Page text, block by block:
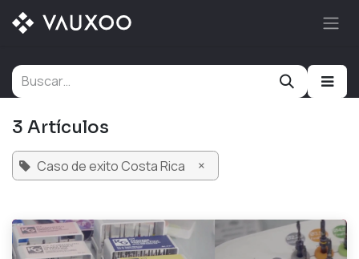
Ir al contenido
3 Artículos
Caso de exito Costa Rica ×